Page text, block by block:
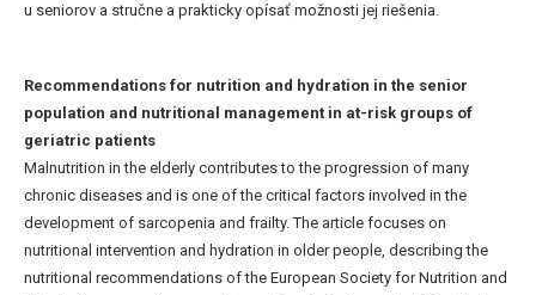
u seniorov a stručne a prakticky opísať možnosti jej riešenia.
Recommendations for nutrition and hydration in the senior
population and nutritional management in at-risk groups of
geriatric patients
Malnutrition in the elderly contributes to the progression of many
chronic diseases and is one of the critical factors involved in the
development of sarcopenia and frailty. The article focuses on
nutritional intervention and hydration in older people, describing the
nutritional recommendations of the European Society for Nutrition and